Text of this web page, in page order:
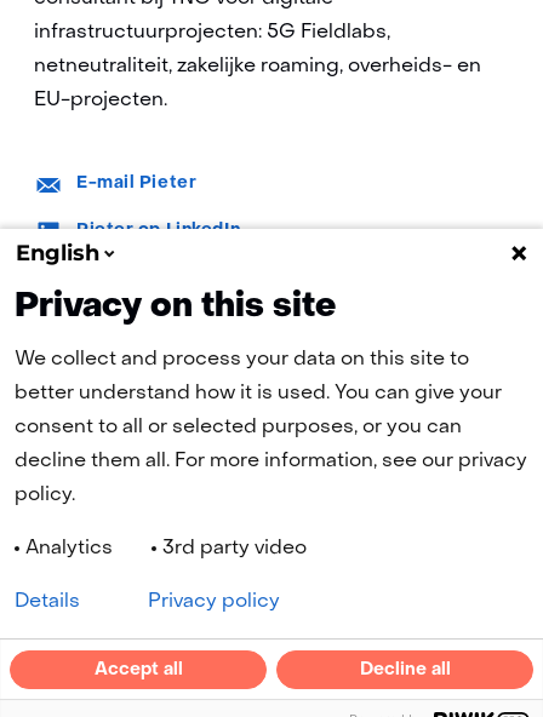
infrastructuurprojecten: 5G Fieldlabs,
netneutraliteit, zakelijke roaming, overheids- en
EU-projecten.
E-
mail:
E-mail Pieter
LinkedIn:
Pieter op LinkedIn
(naar homepage)
Navigatie
CookiesPrivacy statementDisclaimer
taal:
LinkedIn
(opent
YouTube
(opent
English
Privacy on this site
We collect and process your data on this site to
better understand how it is used. You can give your
consent to all or selected purposes, or you can
decline them all. For more information, see our privacy
policy.
Analytics 3rd party video
Accept all Decline all
Details Privacy policy